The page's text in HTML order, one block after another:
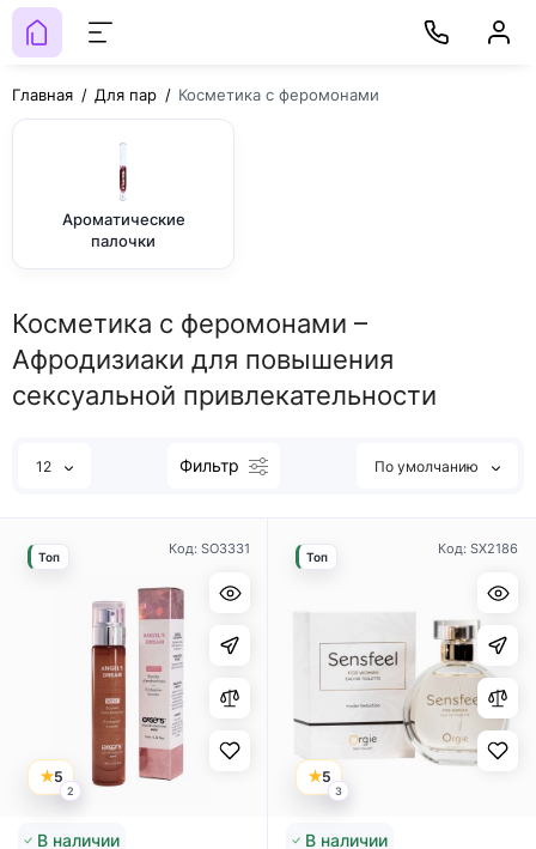
Главная Для пар Косметика с феромонами
Ароматические
палочки
Косметика с феромонами –
Афродизиаки для повышения
сексуальной привлекательности
12 Фильтр По умолчанию
Код: SO3331
5
2
Топ
В наличии
Код: SX2186
5
3
Топ
В наличии